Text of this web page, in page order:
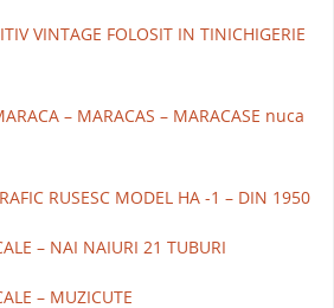
VINTAGE FOLOSIT IN TINICHIGERIE
– MARACAS – MARACASE nuca
RUSESC MODEL HA -1 – DIN 1950
– NAI NAIURI 21 TUBURI
– MUZICUTE